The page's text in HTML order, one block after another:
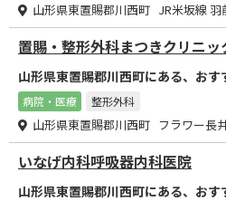
山形県東置賜郡川西町 JR米坂線 羽
置賜・整形外科まつきクリニッ
山形県東置賜郡川西町にある、おす
病院・医療 整形外科
山形県東置賜郡川西町 フラワー長
いなげ内科呼吸器内科医院
山形県東置賜郡川西町にある、おす